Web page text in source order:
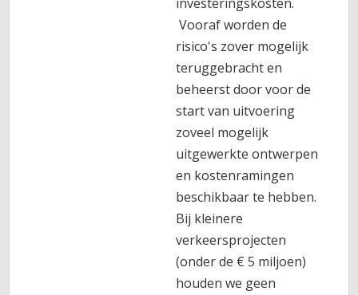
Vooraf worden de
risico's zover mogelijk
teruggebracht en
beheerst door voor de
start van uitvoering
zoveel mogelijk
uitgewerkte ontwerpen
en kostenramingen
beschikbaar te hebben.
Bij kleinere
verkeersprojecten
(onder de € 5 miljoen)
houden we geen